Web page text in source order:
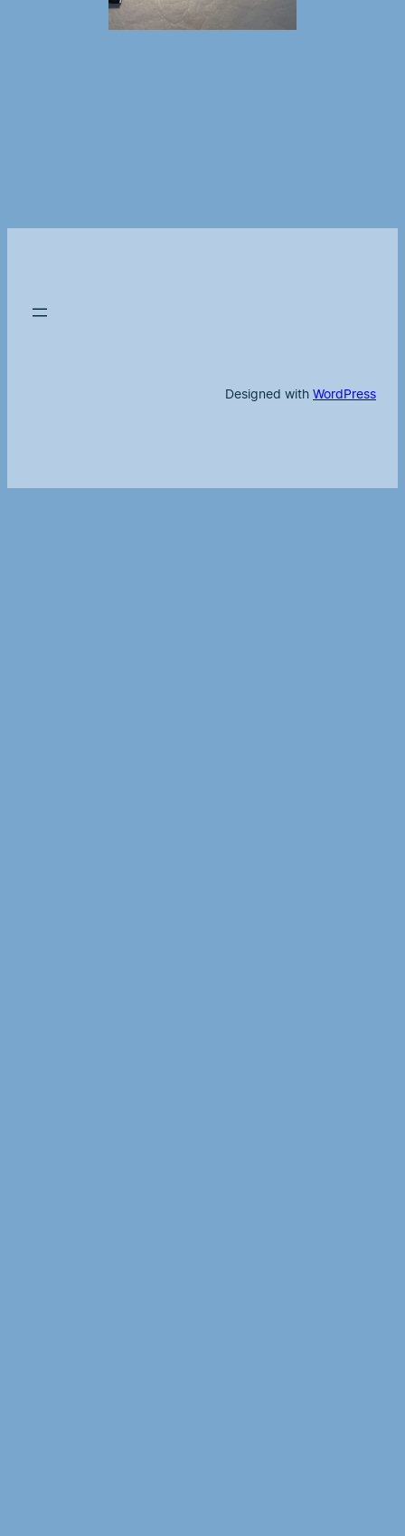
Designed with WordPress